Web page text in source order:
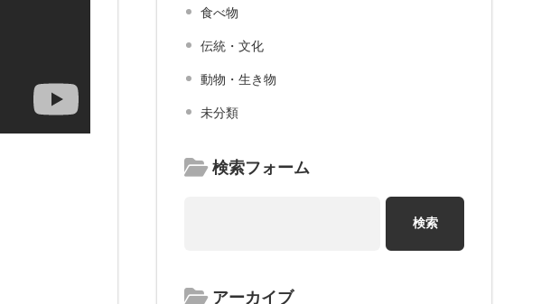
食べ物
伝統・文化
動物・生き物
未分類
検索フォーム
アーカイブ